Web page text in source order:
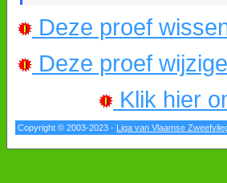
Deze proef
Deze proef
Klik hier
Copyright © 2003-2023 - Liga van Vlaamse